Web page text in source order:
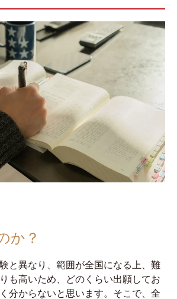
冬舎）
単語2000 (武田塾逆転合格一冊逆転プ
ルク）
まさひろ）のプロフィールページ
か？
と異なり、範囲が全国になる上、難
も高いため、どのくらい出願してお
分からないと思います。そこで、全